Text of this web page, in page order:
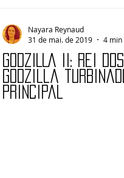
GODZILLA II: REI
Godzilla
principal
Nayara Reynaud
31 de mai. de 2019
4 min